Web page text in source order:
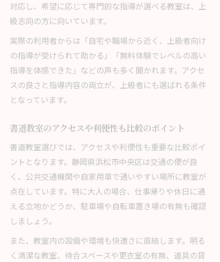
対応し、希望に応じて専門的な指導が選べる教室は、上
級志向の方に向いています。
実際の利用者からは「自宅や職場から近く、上級者向け
の指導が受けられて助かる」「無料体験でレベルの高い
指導を体感できた」などの声も多く聞かれます。アクセ
スの良さと指導内容の両立が、上級者にも選ばれる条件
となっています。
書道教室のアクセスや利便性も比較のポイント
書道教室選びでは、アクセスや利便性も重要な比較ポイ
ントとなります。静岡県浜松市中央区は交通の便が良
く、公共交通機関や自家用車で通いやすい場所に教室が
点在しています。特に大人の場合、仕事帰りや休日に通
える立地かどうか、駐車場や自転車置き場の有無も確認
しましょう。
また、教室内の設備や環境も快適さに直結します。明る
く清潔な教室、待合スペースや更衣室の有無、道具の貸